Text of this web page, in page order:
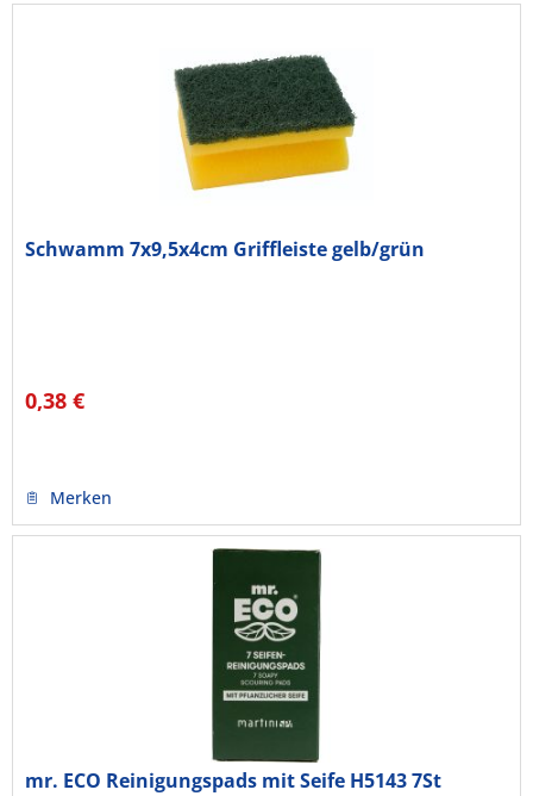
Schwamm 7x9,5x4cm Griffleiste gelb/grün
0,38 €
Merken
mr. ECO Reinigungspads mit Seife H5143 7St